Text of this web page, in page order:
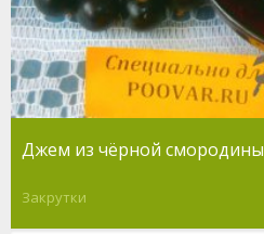
Джем из чёрной смородины
Закрутки